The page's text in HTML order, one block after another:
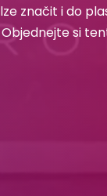
značit i do
si